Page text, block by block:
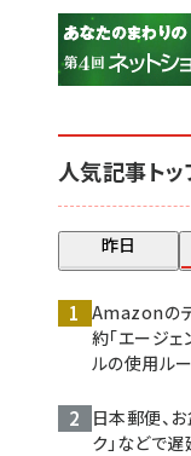
人気記事ト
昨日
Amazonの
約「エージェ
ルの使用ル
日本郵便、
ク」などで